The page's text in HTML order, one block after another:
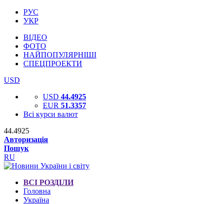
РУС
УКР
ВІДЕО
ФОТО
НАЙПОПУЛЯРНІШІ
СПЕЦПРОЕКТИ
USD
USD 44.4925
EUR 51.3357
Всі курси валют
44.4925
Авторизація
Пошук
RU
ВСІ РОЗДІЛИ
Головна
Україна